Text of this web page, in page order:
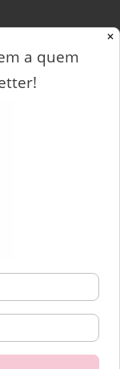
ANO
E DICAS
✕
a quem